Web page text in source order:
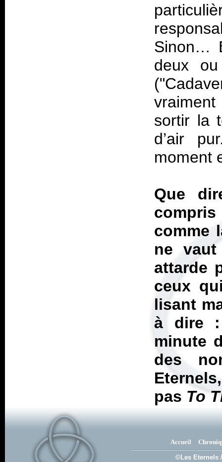
Sinon…
deux
sortir la
d’air
moment
Que
comme
ne vaut
attarde
ceux
lisant
à dire :
minute
des
pas To
Accueil
©Les Eternels